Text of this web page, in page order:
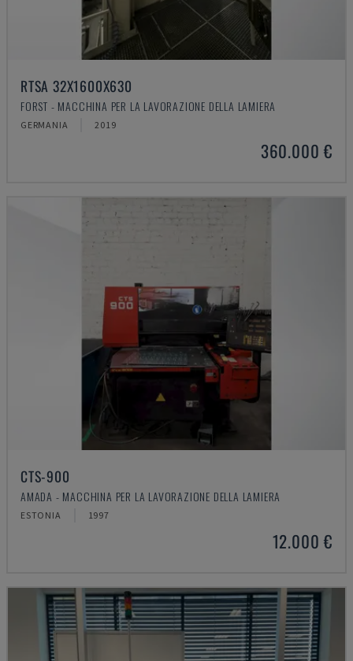
RTSA 32X1600X630
FORST - MACCHINA PER LA LAVORAZIONE DELLA LAMIERA
GERMANIA 2019
360.000 €
CTS-900
AMADA - MACCHINA PER LA LAVORAZIONE DELLA LAMIERA
ESTONIA 1997
12.000 €